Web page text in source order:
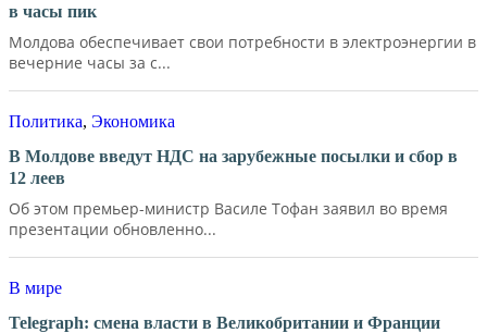
в часы пик
Молдова обеспечивает свои потребности в электроэнергии в
вечерние часы за с...
Политика, Экономика
В Молдове введут НДС на зарубежные посылки и сбор в
12 леев
Об этом премьер-министр Василе Тофан заявил во время
презентации обновленно...
В мире
Telegraph: смена власти в Великобритании и Франции